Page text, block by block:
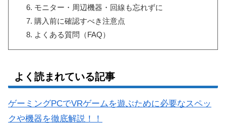
モニター・周辺機器・回線も忘れずに
購入前に確認すべき注意点
よくある質問（FAQ）
よく読まれている記事
ゲーミングPCでVRゲームを遊ぶために必要なスペッ
クや機器を徹底解説！！